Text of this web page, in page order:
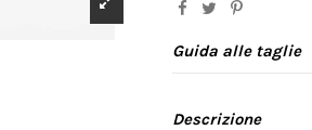
Guida alle taglie
Descrizione